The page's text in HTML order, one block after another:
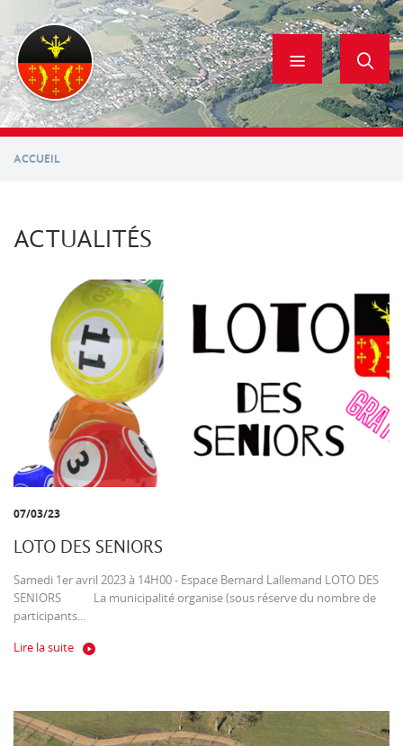
contenu
principal
ACCUEIL
ACTUALITÉS
07/03/23
LOTO DES SENIORS
Samedi 1er avril 2023 à 14H00 - Espace Bernard Lallemand LOTO DES
SENIORS La municipalité organise (sous réserve du nombre de
participants...
Lire la suite